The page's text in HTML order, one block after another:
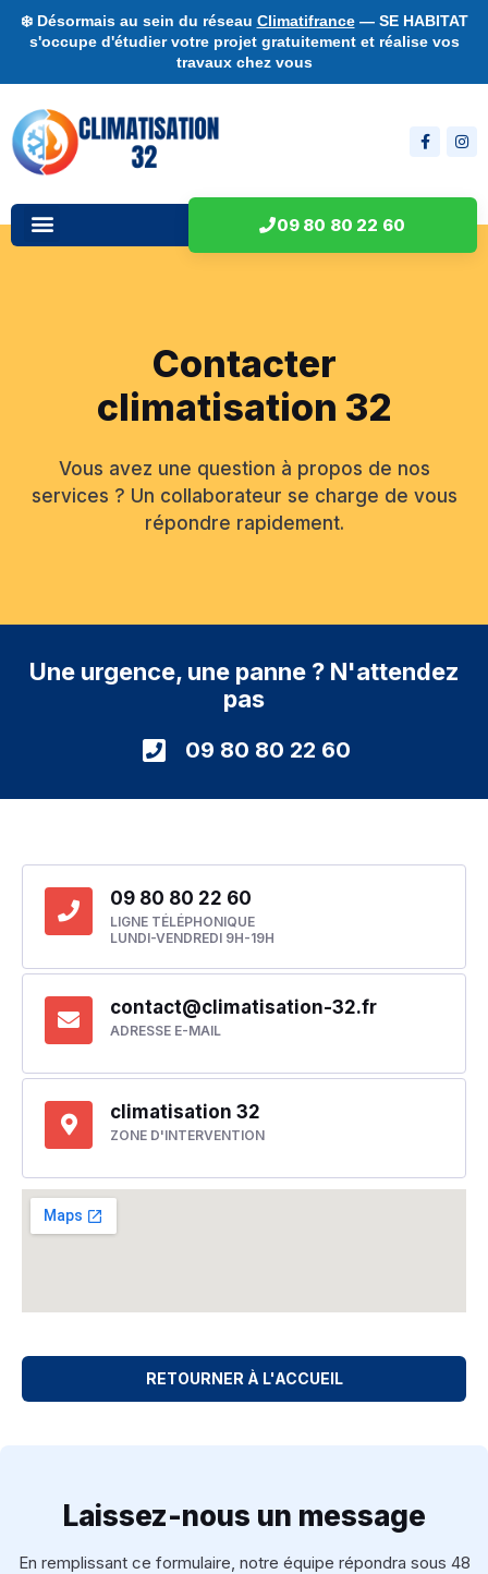
❄️ Désormais au sein du réseau Climatifrance— SE HABITAT
s'occupe d'étudier votre projet gratuitement et réalise vos
travaux chez vous
09 80 80 22 60
Contacter
climatisation 32
Vous avez une question à propos de nos
services ? Un collaborateur se charge de vous
répondre rapidement.
Une urgence, une panne ? N'attendez
pas
09 80 80 22 60
09 80 80 22 60
LIGNE TÉLÉPHONIQUE
LUNDI-VENDREDI 9H-19H
contact@climatisation-32.fr
ADRESSE E-MAIL
climatisation 32
ZONE D'INTERVENTION
RETOURNER À L'ACCUEIL
Laissez-nous un message
En remplissant ce formulaire, notre équipe répondra sous 48